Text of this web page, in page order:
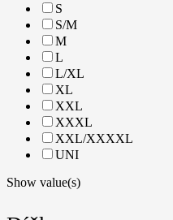
S
S/M
M
L
L/XL
XL
XXL
XXXL
XXL/XXXXL
UNI
Show value(s)